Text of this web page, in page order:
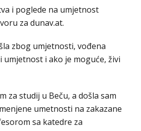
i poglede na umjetnost
za dunav.at.
zbog umjetnosti, vođena
umjetnost i ako je moguće, živi
za studij u Beču, a došla sam
umetnosti na zakazane
sa katedre za